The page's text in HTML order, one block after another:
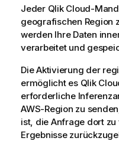
Jeder Qlik Cloud-
geografischen Region
werden Ihre Daten
verarbeitet und
Die Aktivierung der
ermöglicht es Qlik
erforderliche
AWS-Region zu
ist, die Anfrage dort
Ergebnisse